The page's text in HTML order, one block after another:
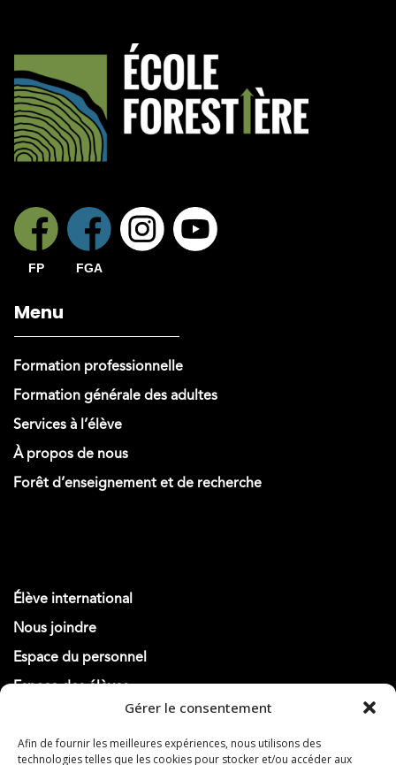
Gérer le consentement
Afin de fournir les meilleures expériences, nous utilisons des
technologies telles que les cookies pour stocker et/ou accéder aux
FP FGA
Menu
Formation professionnelle
Formation générale des adultes
Services à l’élève
À propos de nous
Forêt d’enseignement et de recherche
Élève international
Nous joindre
Espace du personnel
Espace des élèves